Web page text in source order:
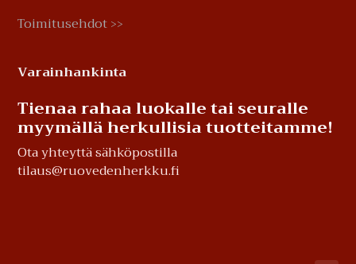
Toimitusehdot >>
Varainhankinta
Tienaa rahaa luokalle tai seuralle
myymällä herkullisia tuotteitamme!
Ota yhteyttä sähköpostilla
tilaus@ruovedenherkku.fi